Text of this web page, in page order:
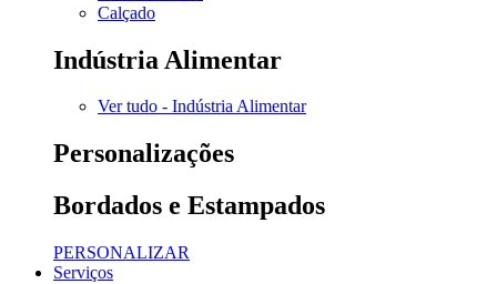
Calçado
Indústria Alimentar
Ver tudo - Indústria Alimentar
Personalizações
Bordados e Estampados
PERSONALIZAR
Serviços